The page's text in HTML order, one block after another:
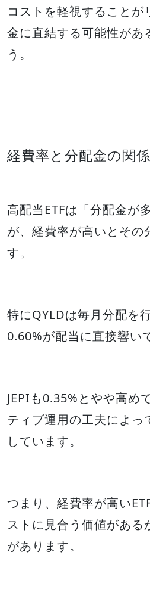
コストを軽視することが
金に直結する可能性があ
う。
経費率と分配金の関係
高配当ETFは「分配金が
が、経費率が高いとその
す。
特にQYLDは毎月分配を
0.60%が配当に直接響い
JEPIも0.35%とやや高め
ティブ運用の工夫によっ
しています。
つまり、経費率が高い
ストに見合う価値がある
があります。